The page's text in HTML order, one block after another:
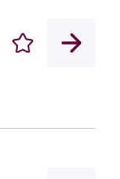
Enregistrer